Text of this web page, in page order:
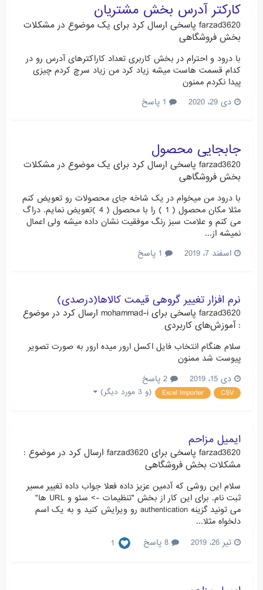
کارکتر آدرس بخش مشتریان
farzad3620 پاسخی ارسال کرد برای یک موضوع در مشکلات
بخش فروشگاهی
با درود و احترام در بخش کاربری تعداد کاراکترهای آدرس رو در
کدام قسمت هاست میشه زیاد کرد من زیاد سرچ کردم چیزی
پیدا نکردم ممنون
دی 29، 2020
جابجایی محصول
farzad3620 پاسخی ارسال کرد برای یک موضوع در مشکلات
بخش فروشگاهی
با درود من میخوام در یک شاخه جای محصولات رو تعویض کنم
مثلا مکان محصول ( 1 ) را با محصول ( 4 )تعویض نمایم. دراگ
می کنم و علامت سبز رنگ موفقیت نشان داده میشه ولی اعمال
نمیشه از...
اسفند 7، 2019
نرم افزار تغییر گروهی قیمت کالاها(درصدی)
farzad3620 پاسخی برای mohammad-i ارسال کرد در موضوع
:آموزش‌های کاربردی
سلام هنگام انتخاب فایل اکسل ارور میده ارور به صورت تصویر
پیوست شد ممنون
دی 15، 2019
CSV
Excel Importer (و 3 مورد دیگر)
ایمیل مزاحم
farzad3620 پاسخی برای farzad3620 ارسال کرد در موضوع :
مشکلات بخش فروشگاهی
سلام این روشی که آدمین عزیز داده فعلا جواب داده تغییر مسیر
ثبت نام. برای این کار از بخش "تنظیمات -> سئو و URL ها"
می تونید گزینه authentication رو ویرایش کنید و به یک اسم
دلخواه مثلا...
تیر 26، 2019
1